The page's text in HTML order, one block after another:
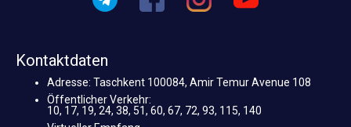
Kontaktdaten
Adresse: Taschkent 100084, Amir Temur Avenue 108
Öffentlicher Verkehr:
10, 17, 19, 24, 38, 51, 60, 67, 72, 93, 115, 140